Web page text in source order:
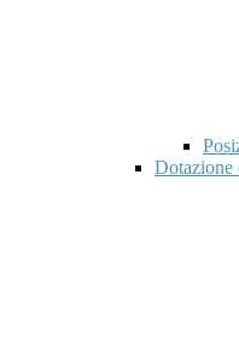
Dotazione